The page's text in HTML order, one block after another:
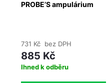
PROBE’S ampulárium
731 Kč bez DPH
885 Kč
Ihned k odběru